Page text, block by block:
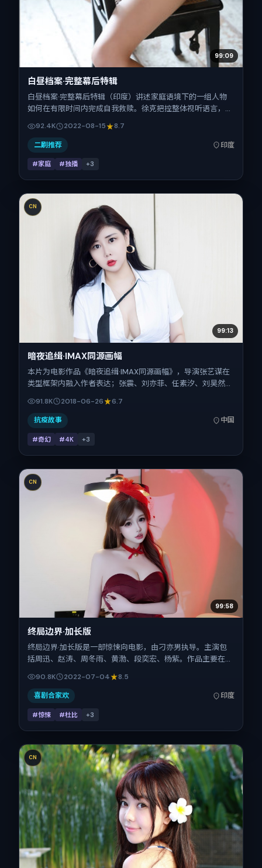
99:09
白昼档案·完整幕后特辑
白昼档案·完整幕后特辑（印度）讲述家庭语境下的一组人物
如何在有限时间内完成自我救赎。徐克把控整体视听语言，咏
定于 2022-08-15 起陆续登陆院线与网络平台，暑期档公
映，片长113分钟。
92.4K 2022-08-15 8.7
二刷推荐 印度
#家庭 #独播 +3
CN
99:13
暗夜追缉·IMAX同源画幅
本片为电影作品《暗夜追缉·IMAX同源画幅》，导演张艺谋在
类型框架内融入作者表达；张震、刘亦菲、任素汐、刘昊然、
小松菜奈、段奕宏在片中承担多重关系线。故事类型为奇幻，
主拍摄地与出品背景为中国大陆。上映时间 2018年6月26日
（公映登记日 2018-06-26），全片102分钟，节奏张弛有
度。
91.8K 2018-06-26 6.7
抗疫故事 中国
#奇幻 #4K +3
CN
99:58
终局边界·加长版
终局边界·加长版是一部惊悚向电影，由刁亦男执导。主演包
括周迅、赵涛、周冬雨、黄渤、段奕宏、杨紫。作品主要在印
07-04，正片时长123分钟。
90.8K 2022-07-04 8.5
喜剧合家欢 印度
#惊悚 #杜比 +3
CN